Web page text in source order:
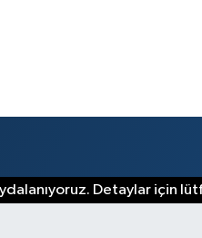
Detaylar için